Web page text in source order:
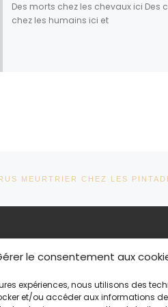
le consentement aux
expériences, nous utilisons des
et/ou accéder aux informations
Des morts chez les chevaux ici Des
chez les humains ici et
MEURTRIER CHEZ LES
légales